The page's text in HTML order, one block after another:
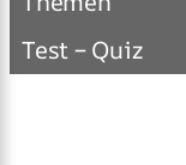
Test – Quiz